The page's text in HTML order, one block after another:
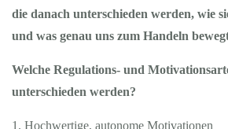
die danach unterschieden werden, wie
und was genau uns zum Handeln
Welche Regulations- und
unterschieden werden?
1. Hochwertige, autonome Motivationen